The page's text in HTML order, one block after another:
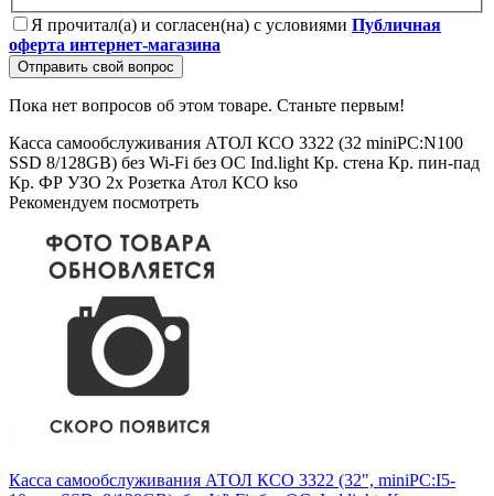
Я прочитал(а) и согласен(на) с условиями Публичная
оферта интернет-магазина
Отправить свой вопрос
Пока нет вопросов об этом товаре. Станьте первым!
Касса самообслуживания АТОЛ КСО 3322 (32 miniPC:N100
SSD 8/128GB) без Wi-Fi без ОС Ind.light Кр. стена Кр. пин-пад
Кр. ФР УЗО 2x Розетка Атол КСО kso
Рекомендуем посмотреть
Касса самообслуживания АТОЛ КСО 3322 (32", miniPC:I5-